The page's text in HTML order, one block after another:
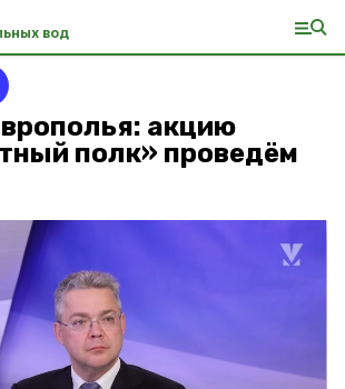
вод
акцию
полк» проведём